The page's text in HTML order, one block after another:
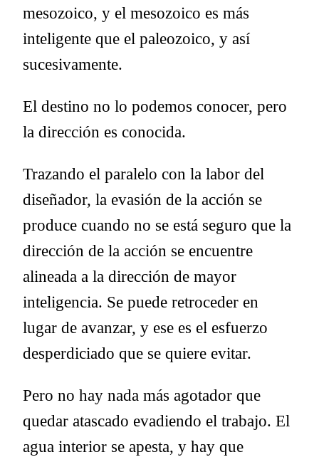
mesozoico, y el mesozoico es más
inteligente que el paleozoico, y así
sucesivamente.
El destino no lo podemos conocer, pero
la dirección es conocida.
Trazando el paralelo con la labor del
diseñador, la evasión de la acción se
produce cuando no se está seguro que la
dirección de la acción se encuentre
alineada a la dirección de mayor
inteligencia. Se puede retroceder en
lugar de avanzar, y ese es el esfuerzo
desperdiciado que se quiere evitar.
Pero no hay nada más agotador que
quedar atascado evadiendo el trabajo. El
agua interior se apesta, y hay que